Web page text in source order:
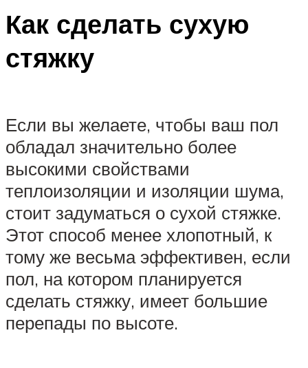
Как сделать сухую
стяжку
Если вы желаете, чтобы ваш пол
обладал значительно более
высокими свойствами
теплоизоляции и изоляции шума,
стоит задуматься о сухой стяжке.
Этот способ менее хлопотный, к
тому же весьма эффективен, если
пол, на котором планируется
сделать стяжку, имеет большие
перепады по высоте.